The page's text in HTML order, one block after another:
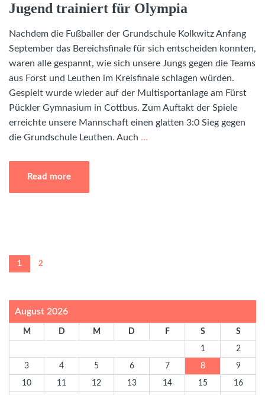
Jugend trainiert für Olympia
Nachdem die Fußballer der Grundschule Kolkwitz Anfang
September das Bereichsfinale für sich entscheiden konnten,
waren alle gespannt, wie sich unsere Jungs gegen die Teams
aus Forst und Leuthen im Kreisfinale schlagen würden.
Gespielt wurde wieder auf der Multisportanlage am Fürst
Pückler Gymnasium in Cottbus. Zum Auftakt der Spiele
erreichte unsere Mannschaft einen glatten 3:0 Sieg gegen
die Grundschule Leuthen. Auch …
Read more
1 2
August 2026
M D M D F S S
1 2
3 4 5 6 7 8 9
10 11 12 13 14 15 16